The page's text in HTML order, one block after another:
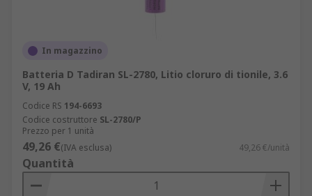
In magazzino
Batteria D Tadiran SL-2780, Litio cloruro di tionile, 3.6
V, 19 Ah
Codice RS 194-6693
Codice costruttore SL-2780/P
Prezzo per 1 unità
49,26 €(IVA esclusa) 49,26 €/unità
Quantità